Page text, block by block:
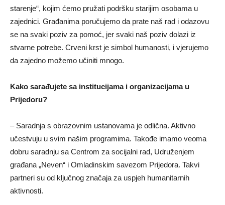
starenje“, kojim ćemo pružati podršku starijim osobama u
zajednici. Građanima poručujemo da prate naš rad i odazovu
se na svaki poziv za pomoć, jer svaki naš poziv dolazi iz
stvarne potrebe. Crveni krst je simbol humanosti, i vjerujemo
da zajedno možemo učiniti mnogo.
Kako sarađujete sa institucijama i organizacijama u
Prijedoru?
– Saradnja s obrazovnim ustanovama je odlična. Aktivno
učestvuju u svim našim programima. Takođe imamo veoma
dobru saradnju sa Centrom za socijalni rad, Udruženjem
građana „Neven“ i Omladinskim savezom Prijedora. Takvi
partneri su od klјučnog značaja za uspjeh humanitarnih
aktivnosti.